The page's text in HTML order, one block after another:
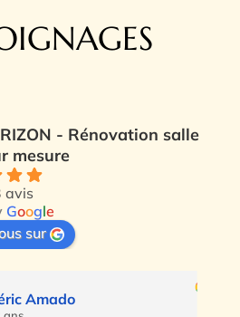
- Rénovation salle
mesure
avis
Google
sur